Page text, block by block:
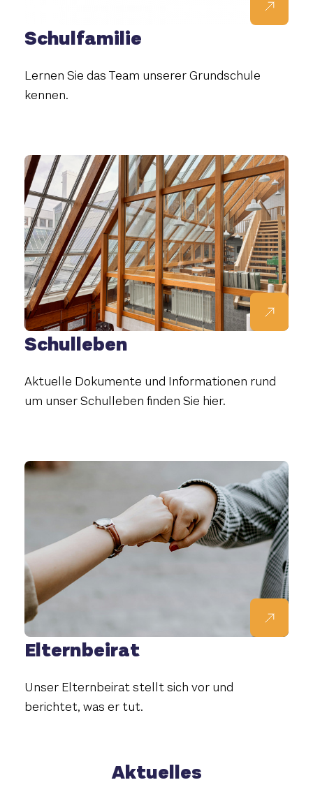
Schulfamilie
Lernen Sie das Team unserer Grundschule
kennen.
Schulleben
Aktuelle Dokumente und Informationen rund
um unser Schulleben finden Sie hier.
Elternbeirat
Unser Elternbeirat stellt sich vor und
berichtet, was er tut.
Aktuelles